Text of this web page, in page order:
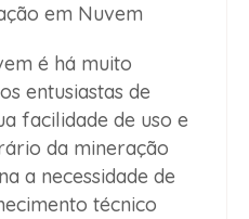
em Nuvem
é há muito
entusiastas de
facilidade de uso e
da mineração
a necessidade de
técnico